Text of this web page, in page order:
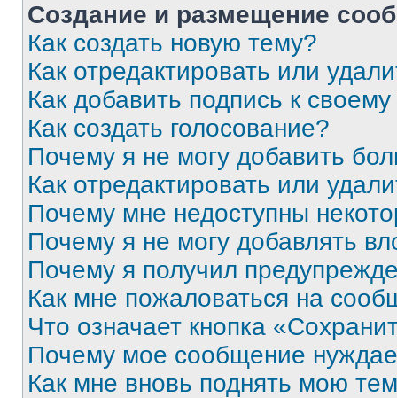
Создание и размещение
Как создать новую тему?
Как отредактировать или
Как добавить подпись к
Как создать голосование?
Почему я не могу добавить
Как отредактировать или
Почему мне недоступны
Почему я не могу добавлять
Почему я получил
Как мне пожаловаться на
Что означает кнопка
Почему мое сообщение
Как мне вновь поднять мою